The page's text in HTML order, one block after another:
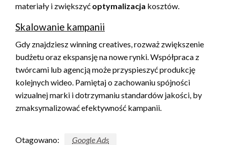
materiały i zwiększyć optymalizacja kosztów.
Skalowanie kampanii
Gdy znajdziesz winning creatives, rozważ zwiększenie
budżetu oraz ekspansję na nowe rynki. Współpraca z
twórcami lub agencją może przyspieszyć produkcję
kolejnych wideo. Pamiętaj o zachowaniu spójności
wizualnej marki i dotrzymaniu standardów jakości, by
zmaksymalizować efektywność kampanii.
Otagowano:
Google Ads